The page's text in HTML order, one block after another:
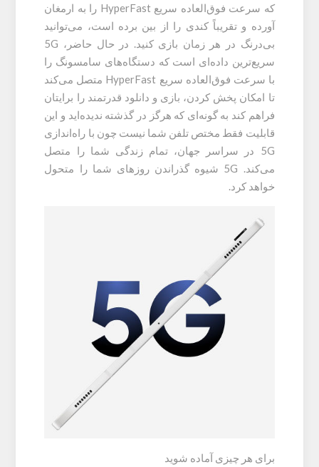
که سرعت فوق‌العاده سریع HyperFast را به ارمغان
آورده و تقریباً کندی را از بین برده است، می‌توانید
بی‌درنگ در هر زمان بازی کنید. در حال حاضر، 5G
سریع‌ترین داده‌ای است که دستگاه‌های سامسونگ را
با سرعت فوق‌العاده سریع HyperFast متصل می‌کند
تا امکان پخش کردن، بازی و دانلود قدرتمند را برایتان
فراهم کند به گونه‌ای که هرگز در گذشته ندیده‌اید و این
قابلیت فقط مختص تلفن شما نیست چون با راه‌اندازی
5G در سراسر جهان، تمام زندگی شما را متصل
می‌کند. 5G شیوه گذراندن روزهای شما را متحول
خواهد کرد.
برای هر چیزی آماده شوید